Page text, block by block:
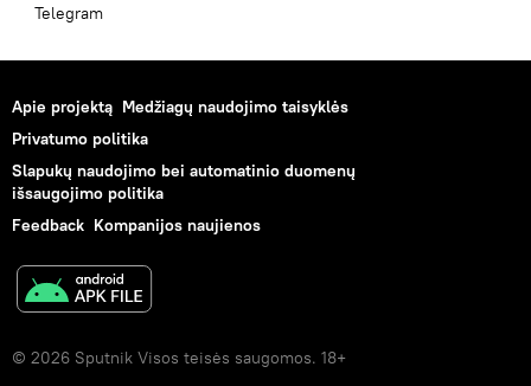
Telegram
Apie projektą Medžiagų naudojimo taisyklės
Privatumo politika
Slapukų naudojimo bei automatinio duomenų
išsaugojimo politika
Feedback Kompanijos naujienos
© 2026 Sputnik Visos teisės saugomos. 18+